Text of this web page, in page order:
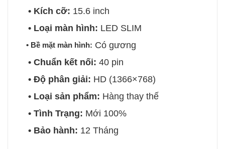
• Kích cỡ: 15.6 inch
• Loại màn hình: LED SLIM
• Bề mặt màn hình: Có gương
• Chuẩn kết nối: 40 pin
• Độ phân giải: HD (1366×768)
• Loại sản phẩm: Hàng thay thế
• Tình Trạng: Mới 100%
• Bảo hành: 12 Tháng